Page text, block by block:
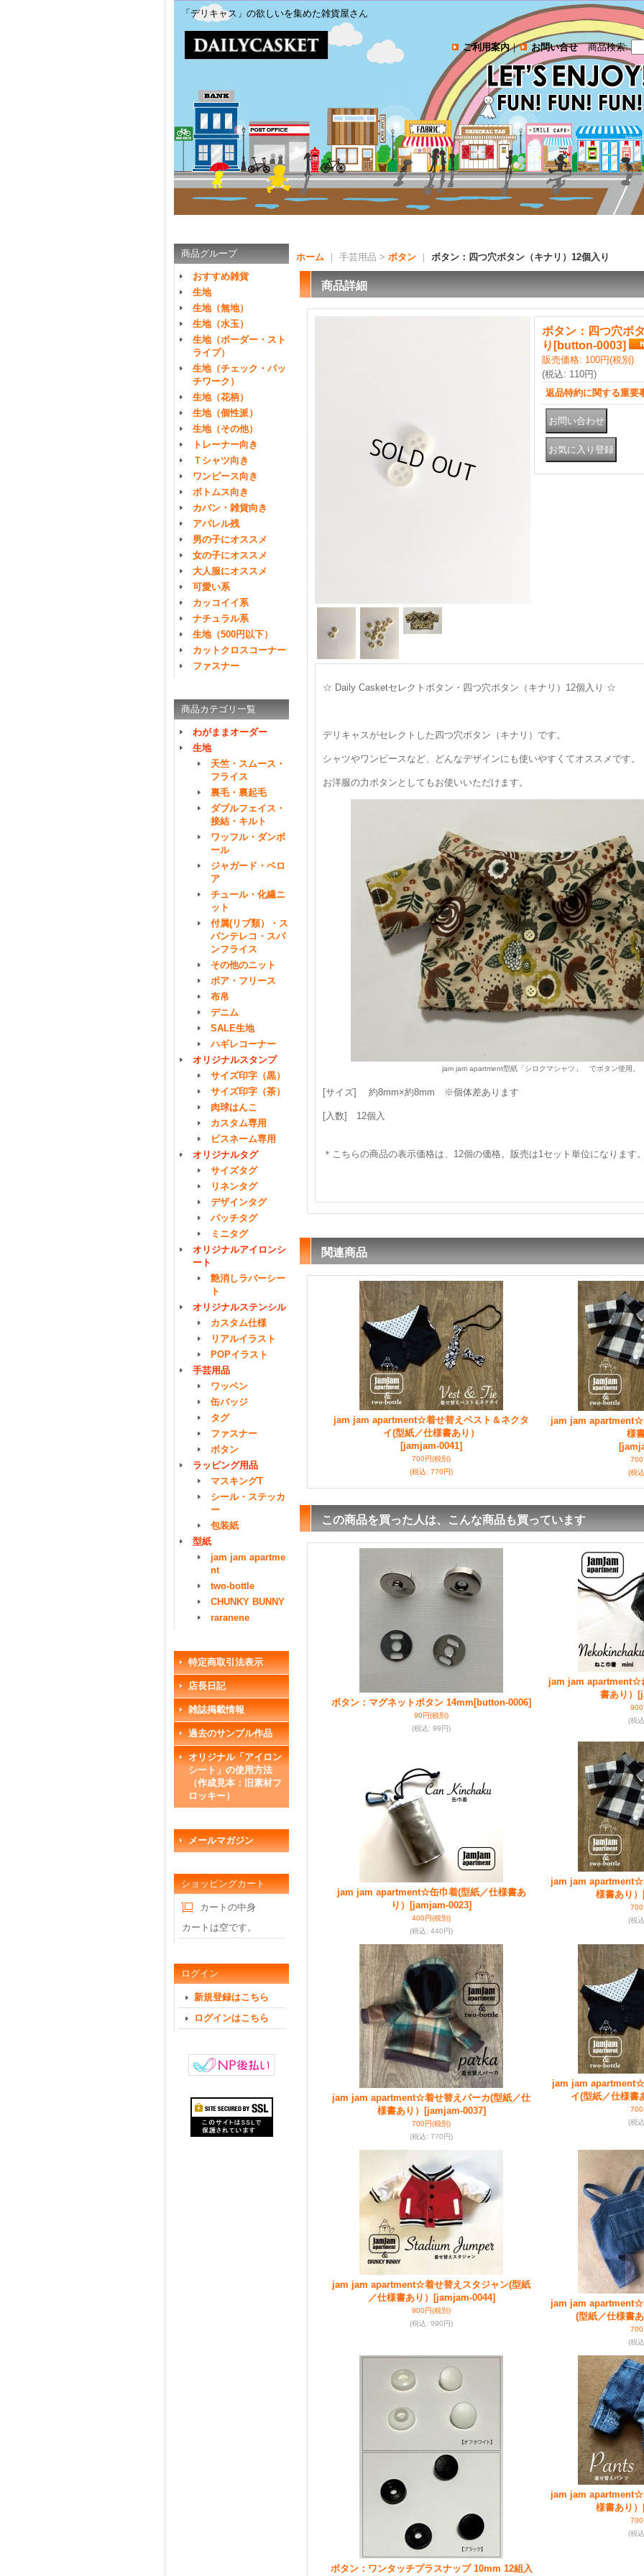
「デリキャス」の欲しいを集めた雑貨屋さん
ご利用案内｜ お問い合せ 商品検索:
商品グループ
おすすめ雑貨
生地
生地（無地）
生地（水玉）
生地（ボーダー・スト
ライプ）
生地（チェック・パッ
チワーク）
生地（花柄）
生地（個性派）
生地（その他）
トレーナー向き
Ｔシャツ向き
ワンピース向き
ボトムス向き
カバン・雑貨向き
アパレル残
男の子にオススメ
女の子にオススメ
大人服にオススメ
可愛い系
カッコイイ系
ナチュラル系
生地（500円以下）
カットクロスコーナー
ファスナー
商品カテゴリ一覧
わがままオーダー
生地
天竺・スムース・
フライス
裏毛・裏起毛
ダブルフェイス・
接結・キルト
ワッフル・ダンボ
ール
ジャガード・ベロ
ア
チュール・化繊ニ
ット
付属(リブ類）・ス
パンテレコ・スパ
ンフライス
その他のニット
ボア・フリース
布帛
デニム
SALE生地
ハギレコーナー
オリジナルスタンプ
サイズ印字（黒）
サイズ印字（茶）
肉球はんこ
カスタム専用
ピスネーム専用
オリジナルタグ
サイズタグ
リネンタグ
デザインタグ
パッチタグ
ミニタグ
オリジナルアイロンシ
ート
艶消しラバーシー
ト
オリジナルステンシル
カスタム仕様
リアルイラスト
POPイラスト
手芸用品
ワッペン
缶バッジ
タグ
ファスナー
ボタン
ラッピング用品
マスキングT
シール・ステッカ
ー
包装紙
型紙
jam jam apartme
nt
two-bottle
CHUNKY BUNNY
raranene
特定商取引法表示
店長日記
雑誌掲載情報
過去のサンプル作品
オリジナル「アイロン
シート」の使用方法
（作成見本：旧素材フ
ロッキー）
メールマガジン
ショッピングカート
カートの中身
カートは空です。
ログイン
新規登録はこちら
ログインはこちら
ホーム ｜ 手芸用品 > ボタン ボタン：四つ穴ボタン（キナリ）12個入り
商品詳細
ボタン：四つ穴ボ
り [button-0003]
販売価格: 100円(税別)
(税込: 110円)
返品特約に関する重要
☆ Daily Casketセレクトボタン・四つ穴ボタン（キナリ）12個入り ☆
デリキャスがセレクトした四つ穴ボタン（キナリ）です。
シャツやワンピースなど、どんなデザインにも使いやすくてオススメです。
お洋服の力ボタンとしてもお使いいただけます。
jam jam apartment型紙「シロクマシャツ」 でボタン使用。
[サイズ] 約8mm×約8mm ※個体差あります
[入数] 12個入
＊こちらの商品の表示価格は、12個の価格。販売は1セット単位になります
関連商品
jam jam apartment☆着せ替えベスト＆ネクタ
イ(型紙／仕様書あり）
[jamjam-0041]
700円(税別)
(税込: 770円)
jam jam apartment☆
様
700
(税込
この商品を買った人は、こんな商品も買っています
ボタン：マグネットボタン 14mm [button-0006]
90円(税別)
(税込: 99円)
jam jam apartment☆
書あり）
900
(税込
jam jam apartment☆缶巾着(型紙／仕様書あ
り）
[jamjam-0023]
400円(税別)
(税込: 440円)
jam jam apartment☆
様書あり）
700
(税込
jam jam apartment☆着せ替えパーカ(型紙／仕
様書あり）
[jamjam-0037]
700円(税別)
(税込: 770円)
jam jam apartment☆
イ(型紙／仕様書
700
(税込
jam jam apartment☆着せ替えスタジャン(型紙
／仕様書あり）
[jamjam-0044]
900円(税別)
(税込: 990円)
jam jam apartment☆
(型紙／仕様書
700
(税込
ボタン：ワンタッチプラスナップ 10mm 12組入
jam jam apartment☆
様書あり）
700
(税込